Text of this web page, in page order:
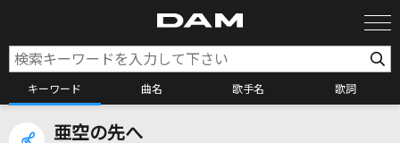
キーワード 曲名 歌手名 歌詞
亜空の先へ